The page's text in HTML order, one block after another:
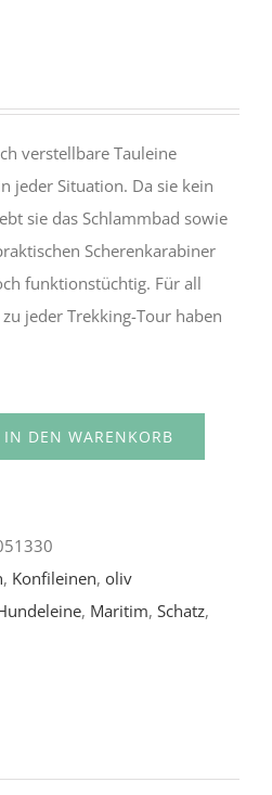
verstellbare Tauleine
jeder Situation. Da sie kein
sie das Schlammbad sowie
Scherenkarabiner
funktionstüchtig. Für all
jeder Trekking-Tour haben
IN DEN WARENKORB
, Konfileinen, oliv
, Maritim, Schatz,